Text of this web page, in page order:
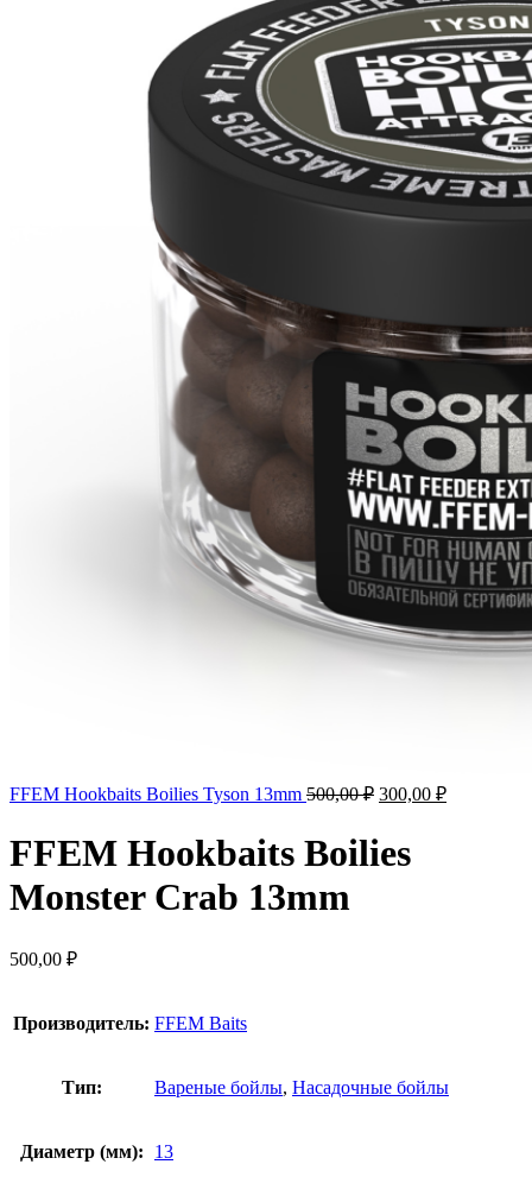
FFEM Hookbaits Boilies Tyson 13mm 500,00₽ 300,00 ₽
FFEM Hookbaits Boilies
Monster Crab 13mm
500,00 ₽
Производитель: FFEM Baits
Тип: Вареные бойлы, Насадочные бойлы
Диаметр (мм): 13